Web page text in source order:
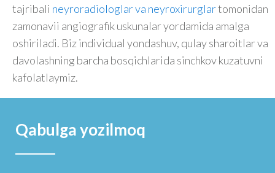
tajribali neyroradiologlar va neyroxirurglartomonidan
zamonavii angiografik uskunalar yordamida amalga
oshiriladi. Biz individual yondashuv, qulay sharoitlar va
davolashning barcha bosqichlarida sinchkov kuzatuvni
kafolatlaymiz.
Qabulga yozilmoq